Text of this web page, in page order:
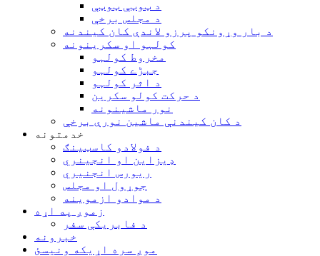
د ټوټې ټوټې
د مجلس برخې
د بار وړونکو پرزو لاندې کان کیندنه
کولہو او سکرینونه
مخروط کولہو
جبڑے کولہو
د اثر کولہو
د حرکت کولو سکرین
نور ماشینونه
د کان کیندنې ماشین نورې برخې
خدمتونه
د فولادو کاسټینګ
ډیزاین او انجینري
ریورس انجنیري
جوړول او مجلس
د موادو ازموینه
زموږ په اړه
د فابریکې سفر
خبرونه
موږ سره اړیکه ونیسئ